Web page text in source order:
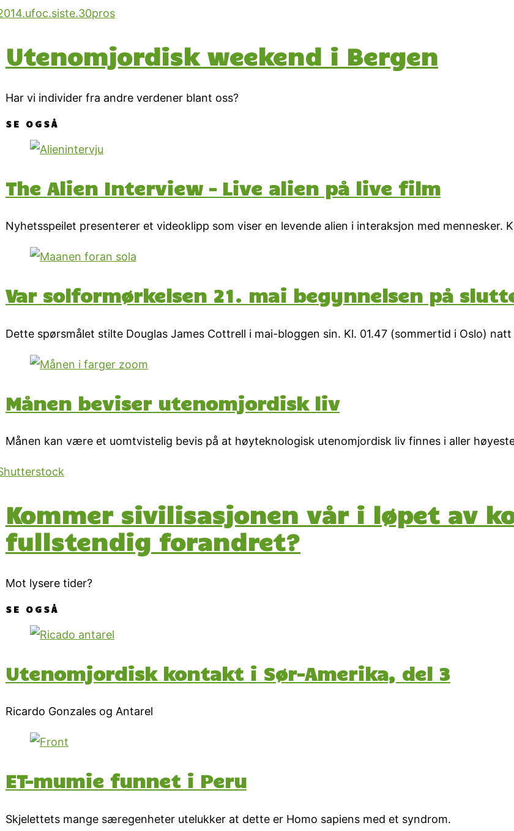
Utenomjordisk weekend i Bergen
Har vi individer fra andre verdener blant oss?
SE OGSÅ
The Alien Interview – Live alien på live film
Nyhetsspeilet presenterer et videoklipp som viser en levende alien i interaksjon med mennesker.
Var solformørkelsen 21. mai begynnelsen på
Dette spørsmålet stilte Douglas James Cottrell i mai-bloggen sin. Kl. 01.47 (sommertid i Oslo) natt
Månen beviser utenomjordisk liv
Månen kan være et uomtvistelig bevis på at høyteknologisk utenomjordisk liv finnes i aller
Kommer sivilisasjonen vår i løpet av
fullstendig forandret?
Mot lysere tider?
SE OGSÅ
Utenomjordisk kontakt i Sør-Amerika, del 3
Ricardo Gonzales og Antarel
ET-mumie funnet i Peru
Skjelettets mange særegenheter utelukker at dette er Homo sapiens med et syndrom.